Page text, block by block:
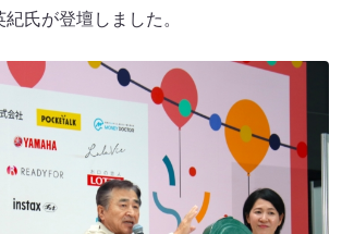
氏が登壇しました。